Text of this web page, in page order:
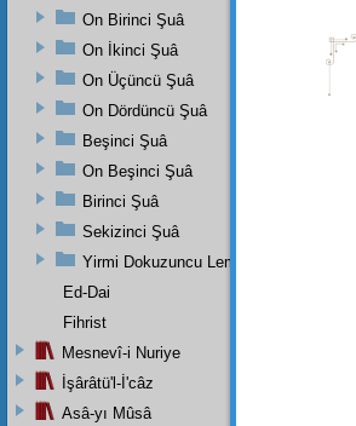
On Birinci Şuâ
On İkinci Şuâ
On Üçüncü Şuâ
On Dördüncü Şuâ
Beşinci Şuâ
On Beşinci Şuâ
Birinci Şuâ
Sekizinci Şuâ
Yirmi Dokuzuncu Lem'adan İkinci Bab
Ed-Dai
Fihrist
Mesnevî-i Nuriye
İşârâtü'l-İ'câz
Asâ-yı Mûsâ